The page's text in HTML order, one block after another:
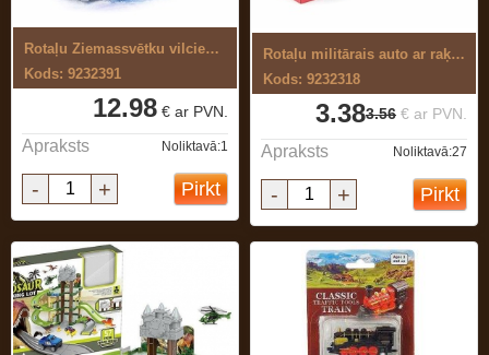
Rotaļu Ziemassvētku vilciens ar ...
Kods: 9232391
12.98 € ar PVN.
Apraksts Noliktavā:1
- + Pirkt
Rotaļu militārais auto ar raķeti
Kods: 9232318
3.56 € ar PVN.
3.38
Apraksts Noliktavā:27
- + Pirkt